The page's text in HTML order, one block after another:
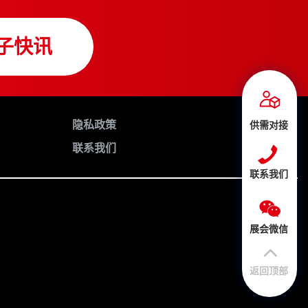
快讯
隐私政策
联系我们
供需对接
联系我们
展会微信
返回顶部